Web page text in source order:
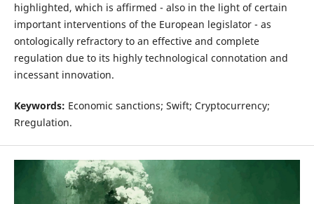
highlighted, which is affirmed - also in the light of certain
important interventions of the European legislator - as
ontologically refractory to an effective and complete
regulation due to its highly technological connotation and
incessant innovation.
Keywords: Economic sanctions; Swift; Cryptocurrency;
Rregulation.